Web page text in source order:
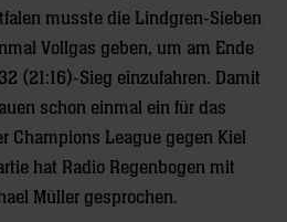
musste die Lindgren-Sieben
Vollgas geben, um am Ende
(21:16)-Sieg einzufahren. Damit
schon einmal ein für das
Champions League gegen Kiel
hat Radio Regenbogen mit
Müller gesprochen.